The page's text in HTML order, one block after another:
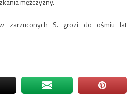
mężczyzny.
zarzuconych S. grozi do ośmiu lat